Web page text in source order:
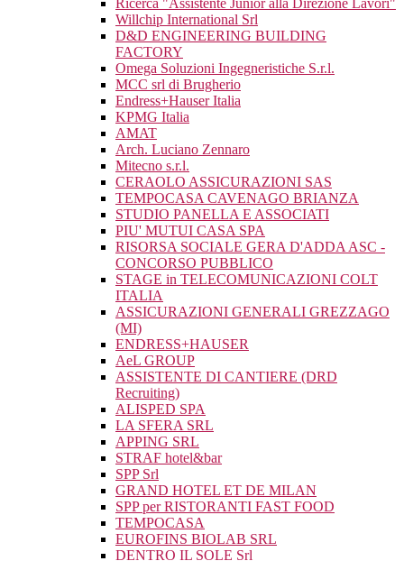
Ricerca "Assistente Junior alla Direzione Lavori"
Willchip International Srl
D&D ENGINEERING BUILDING
FACTORY
Omega Soluzioni Ingegneristiche S.r.l.
MCC srl di Brugherio
Endress+Hauser Italia
KPMG Italia
AMAT
Arch. Luciano Zennaro
Mitecno s.r.l.
CERAOLO ASSICURAZIONI SAS
TEMPOCASA CAVENAGO BRIANZA
STUDIO PANELLA E ASSOCIATI
PIU' MUTUI CASA SPA
RISORSA SOCIALE GERA D'ADDA ASC -
CONCORSO PUBBLICO
STAGE in TELECOMUNICAZIONI COLT
ITALIA
ASSICURAZIONI GENERALI GREZZAGO
(MI)
ENDRESS+HAUSER
AeL GROUP
ASSISTENTE DI CANTIERE (DRD
Recruiting)
ALISPED SPA
LA SFERA SRL
APPING SRL
STRAF hotel&bar
SPP Srl
GRAND HOTEL ET DE MILAN
SPP per RISTORANTI FAST FOOD
TEMPOCASA
EUROFINS BIOLAB SRL
DENTRO IL SOLE Srl